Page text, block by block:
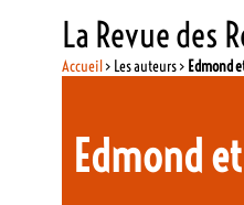
La Revue des
Accueil> Les auteurs > Edmond
Edmond